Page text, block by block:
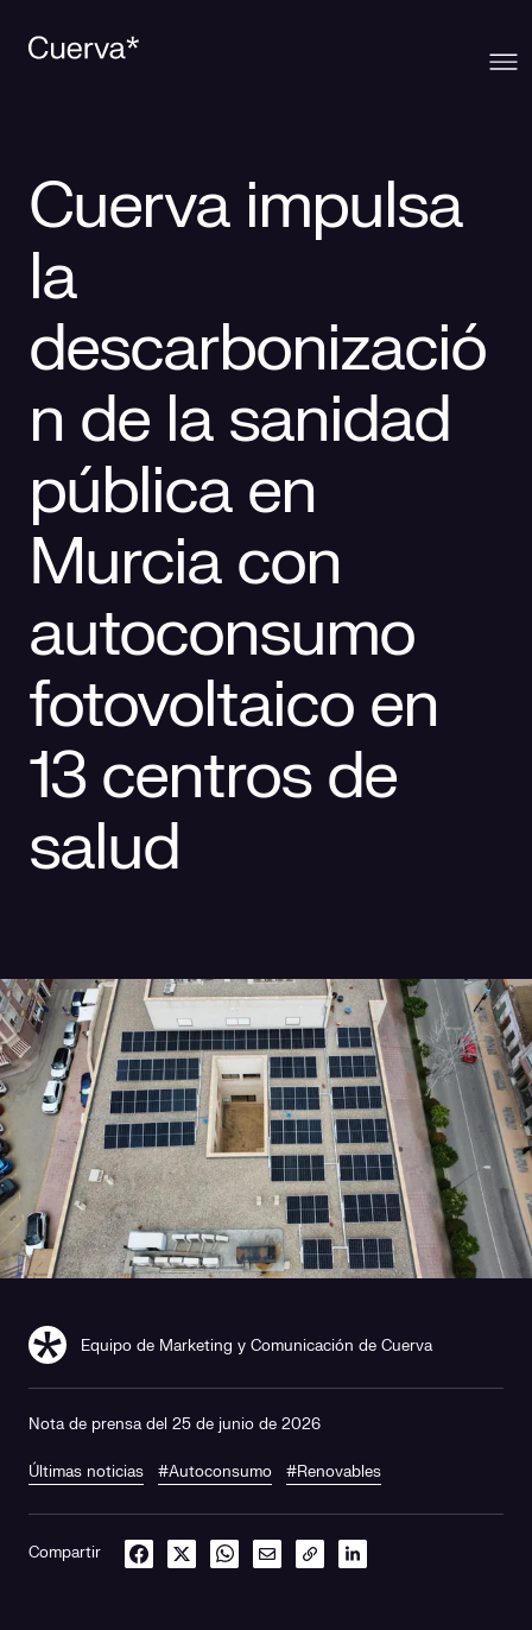
La mirada Cuerva
Trabaja en Cuerva
Prensa
Responsabilidad social
Qué ofrecemos
Distribución
Smart Services
Smart Solutions
Comercialización
Innovación
Comunidad
Blog
Recursos
Casos de éxito
Media
Contacto
Cuerva impulsa
la
descarbonizació
n de la sanidad
pública en
Murcia con
autoconsumo
fotovoltaico en
13 centros de
salud
Equipo de Marketing y Comunicación de Cuerva
Nota de prensa del 25 de junio de 2026
Últimas noticias #Autoconsumo #Renovables
Compartir